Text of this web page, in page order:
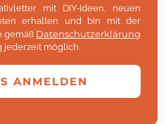
mit DIY-Ideen, neuen
erhalten und bin mit der
gemäß Datenschutzerklärung
jederzeit möglich.
ANMELDEN